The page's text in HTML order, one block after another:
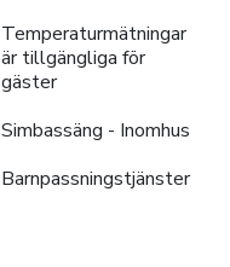
Temperaturmätningar
är tillgängliga för
gäster
Simbassäng - Inomhus
Barnpassningstjänster